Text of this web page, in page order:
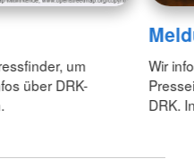
um
über DRK-
Wir
DRK.